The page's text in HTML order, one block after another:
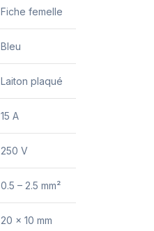
Fiche femelle
Bleu
Laiton plaqué
15 A
250 V
0.5 – 2.5 mm²
20 x 10 mm